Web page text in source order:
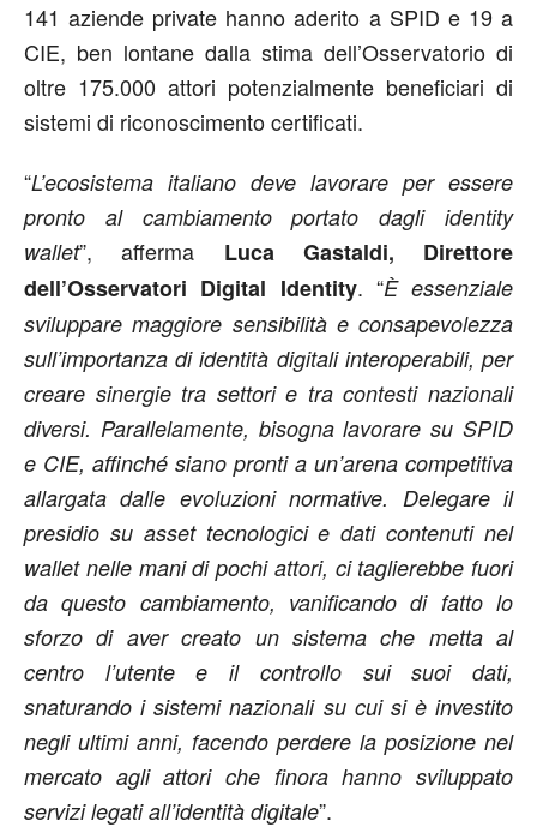
141 aziende private hanno aderito a SPID e 19 a
CIE, ben lontane dalla stima dell’Osservatorio di
oltre 175.000 attori potenzialmente beneficiari di
sistemi di riconoscimento certificati.
“L’ecosistema italiano deve lavorare per essere
pronto al cambiamento portato dagli identity
wallet”, afferma Luca Gastaldi, Direttore
dell’Osservatori Digital Identity. “È essenziale
sviluppare maggiore sensibilità e consapevolezza
sull’importanza di identità digitali interoperabili, per
creare sinergie tra settori e tra contesti nazionali
diversi. Parallelamente, bisogna lavorare su SPID
e CIE, affinché siano pronti a un’arena competitiva
allargata dalle evoluzioni normative. Delegare il
presidio su asset tecnologici e dati contenuti nel
wallet nelle mani di pochi attori, ci taglierebbe fuori
da questo cambiamento, vanificando di fatto lo
sforzo di aver creato un sistema che metta al
centro l’utente e il controllo sui suoi dati,
snaturando i sistemi nazionali su cui si è investito
negli ultimi anni, facendo perdere la posizione nel
mercato agli attori che finora hanno sviluppato
servizi legati all’identità digitale”.